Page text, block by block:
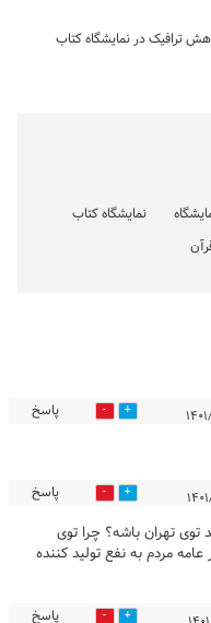
ترافیک در نمایشگاه کتاب
نمایشگاه کتاب
4 پاسخ
10 پاسخ
تهران باشه؟ چرا توی
عامه مردم به نفع تولید کننده
7 پاسخ